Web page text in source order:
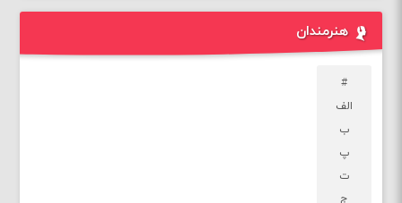
هنرمندان
#
الف
ب
پ
ت
ج